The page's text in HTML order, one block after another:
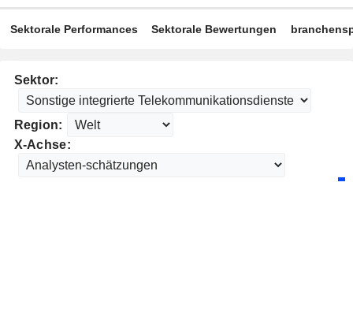
Sektorale Performances Sektorale Bewertungen
Sektor:
Region:
X-Achse: